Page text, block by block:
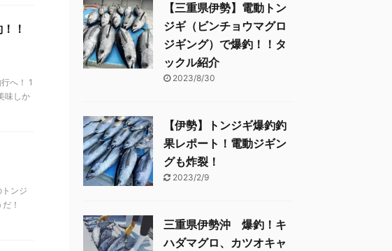
！
へ！ 1
味しか
ンジ
！
【三重県伊勢】電動トン
ジギ（ビンチョウマグロ
ジギング）で爆釣！！タ
ックル紹介
2023/8/30
【伊勢】トンジギ爆釣釣
果レポート！電動ジギン
グも炸裂！
2023/2/9
三重県伊勢沖 爆釣！キ
ハダマグロ、カツオキャ